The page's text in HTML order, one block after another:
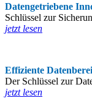
Datengetriebene
Schlüssel zur
jetzt lesen
Effiziente
Der Schlüssel zur
jetzt lesen